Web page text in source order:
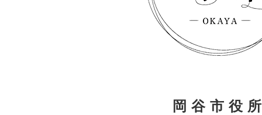
岡谷市役